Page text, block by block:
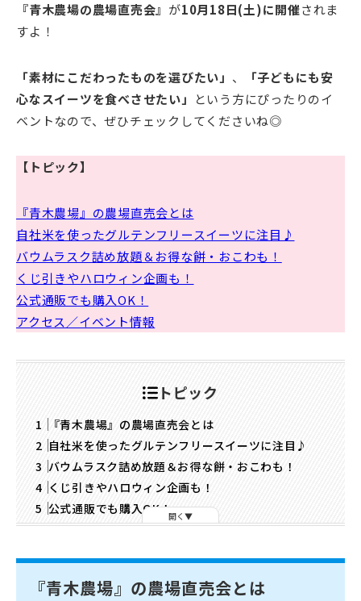
『青木農場の農場直売会』 が10月18日(土)に開催されま
すよ！
「素材にこだわったものを選びたい」 、
「子どもにも安
心なスイーツを食べさせたい」
という方にぴったりのイ
ベントなので、ぜひチェックしてくださいね◎
【トピック】
『青木農場』の農場直売会とは
自社米を使ったグルテンフリースイーツに注目♪
バウムラスク詰め放題＆お得な餅・おこわも！
くじ引きやハロウィン企画も！
公式通販でも購入OK！
アクセス／イベント情報
トピック
『青木農場』の農場直売会とは
自社米を使ったグルテンフリースイーツに注目♪
バウムラスク詰め放題＆お得な餅・おこわも！
くじ引きやハロウィン企画も！
公式通販でも購入OK！開く
『青木農場』の農場直売会とは